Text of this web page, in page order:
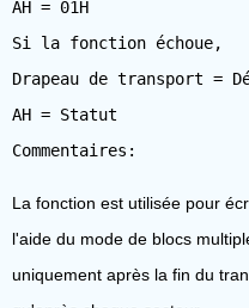
AH = 01H
Si la fonction échoue,
Drapeau de transport =
AH = Statut
La fonction est utilisée pour
l'aide du mode de blocs
uniquement après la fin du